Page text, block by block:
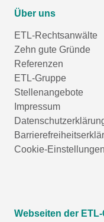
Über uns
ETL-Rechtsanwälte
Zehn gute Gründe
Referenzen
ETL-Gruppe
Stellenangebote
Impressum
Cookie-
Webseiten der